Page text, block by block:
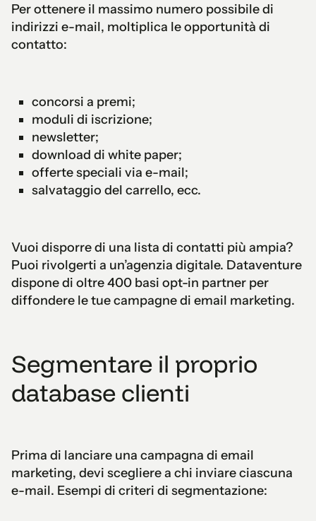
Per ottenere il massimo numero possibile di
indirizzi e-mail, moltiplica le opportunità di
contatto:
concorsi a premi;
moduli di iscrizione;
newsletter;
download di white paper;
offerte speciali via e-mail;
salvataggio del carrello, ecc.
Vuoi disporre di una lista di contatti più ampia?
Puoi rivolgerti a un’agenzia digitale. Dataventure
dispone di oltre 400 basi opt-in partner per
diffondere le tue campagne di email marketing.
Segmentare il proprio
database clienti
Prima di lanciare una campagna di email
marketing, devi scegliere a chi inviare ciascuna
e-mail. Esempi di criteri di segmentazione: